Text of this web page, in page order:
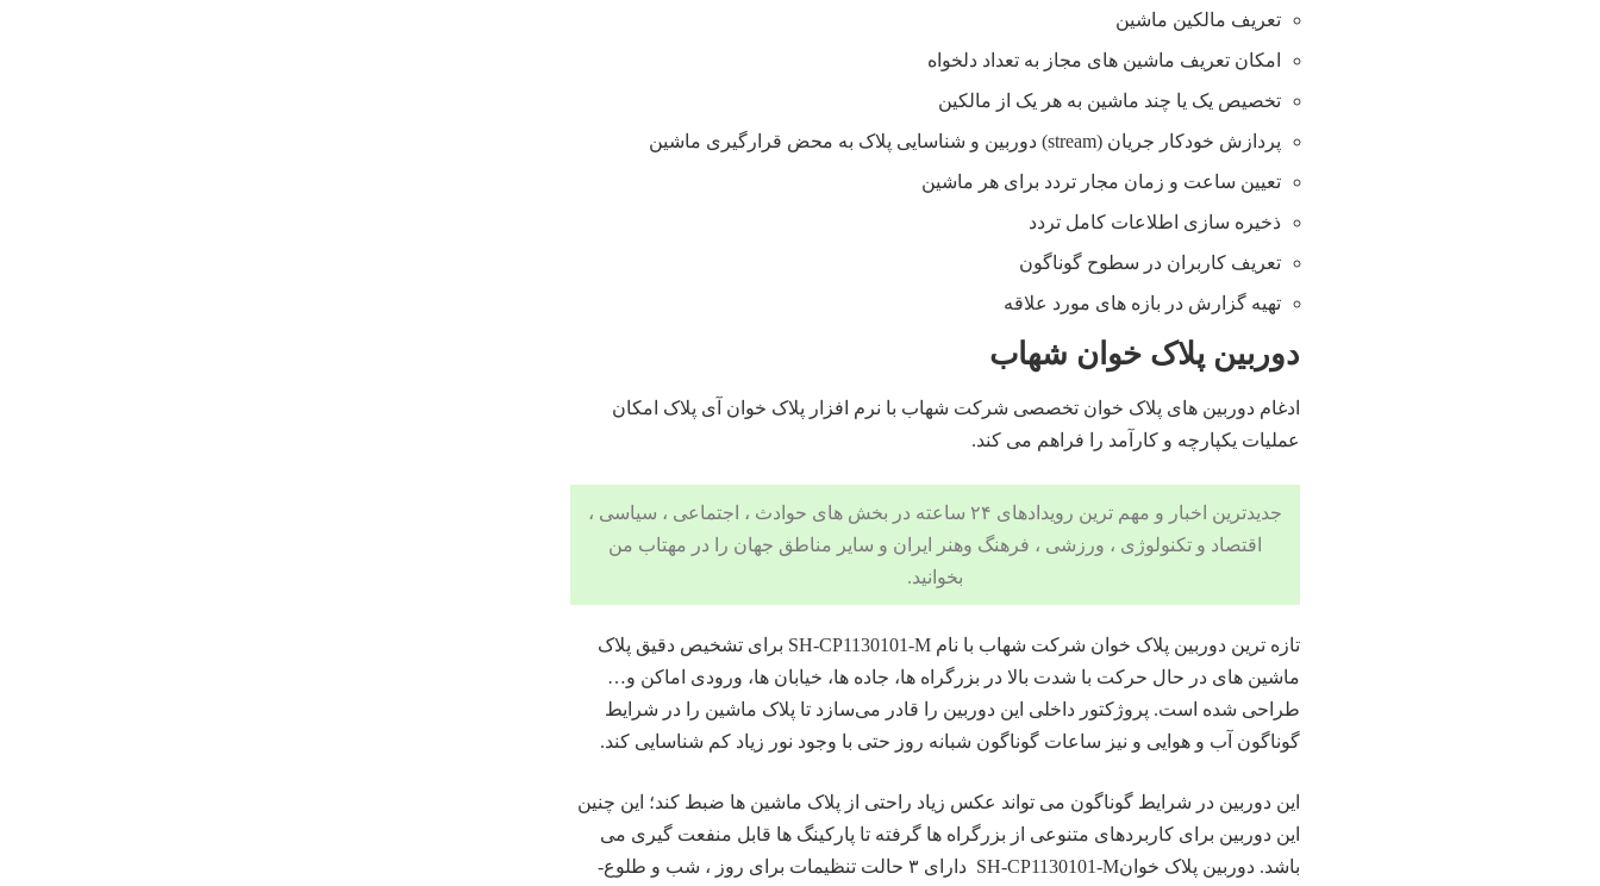
تعریف مالکین ماشین
امکان تعریف ماشین های مجاز به تعداد دلخواه
تخصیص یک یا چند ماشین به هر یک از مالکین
پردازش خودکار جریان (stream) دوربین و شناسایی پلاک به محض قرارگیری ماشین
تعیین ساعت و زمان مجار تردد برای هر ماشین
ذخیره سازی اطلاعات کامل تردد
تعریف کاربران در سطوح گوناگون
تهیه گزارش در بازه های مورد علاقه
دوربین پلاک خوان شهاب
ادغام دوربین های پلاک خوان تخصصی شرکت شهاب با نرم افزار پلاک خوان آی پلاک امکان
عملیات یکپارچه و کارآمد را فراهم می کند.
جدیدترین اخبار و مهم ترین رویدادهای ۲۴ ساعته در بخش های حوادث ، اجتماعی ، سیاسی ،
اقتصاد و تکنولوژی ، ورزشی ، فرهنگ وهنر ایران و سایر مناطق جهان را در مهتاب من
بخوانید.
تازه ترین دوربین پلاک خوان
شرکت شهاب با نام SH-CP1130101-M برای تشخیص دقیق پلاک‌
ماشین های در حال حرکت با شدت بالا در بزرگراه ها، جاده ها، خیابان ها، ورودی اماکن و…
طراحی شده است. پروژکتور داخلی این دوربین را قادر می‌سازد تا پلاک ماشین را در شرایط
گوناگون آب و هوایی و نیز ساعات گوناگون شبانه روز حتی با وجود نور زیاد کم شناسایی کند.
این دوربین در شرایط گوناگون می تواند عکس زیاد راحتی از پلاک ماشین ها ضبط کند؛ این چنین
این دوربین برای کاربردهای متنوعی از بزرگراه ها گرفته تا پارکینگ ها قابل منفعت گیری می
باشد. دوربین پلاک خوانSH-CP1130101-M دارای ۳ حالت تنظیمات برای روز ، شب و طلوع-